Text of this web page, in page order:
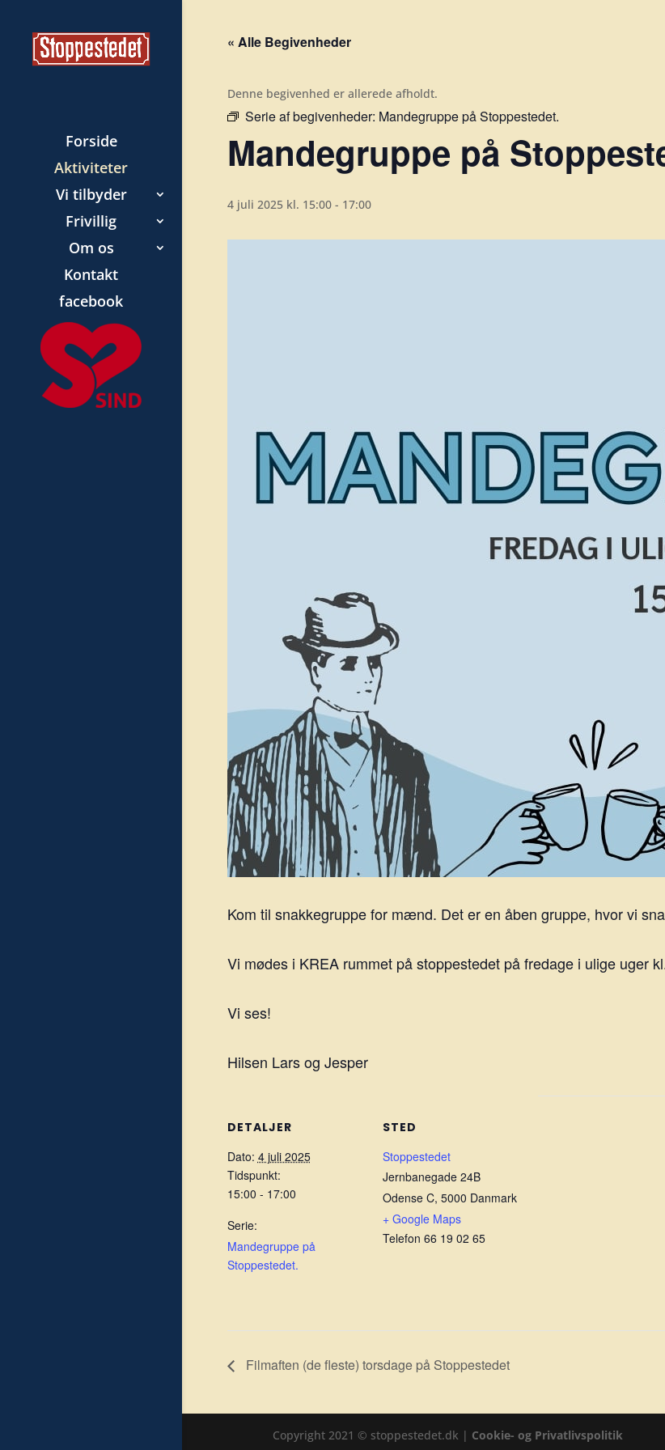
Forside
Aktiviteter
Vi tilbyder
Frivillig
Om os
Kontakt
facebook
« Alle Begivenheder
Denne begivenhed er allerede afholdt.
Serie af begivenheder: Mandegruppe på Stoppestedet.
Mandegruppe på
4 juli 2025 kl. 15:00- 17:00
Kom til snakkegruppe for mænd. Det er en åben gruppe, hvor vi
Vi mødes i KREA rummet på stoppestedet på fredage i ulige uger
Vi ses!
Hilsen Lars og Jesper
DETALJER
Dato: 4 juli 2025
Tidspunkt:
15:00 - 17:00
Serie:
Mandegruppe på
Stoppestedet.
STED
Stoppestedet
Jernbanegade 24B
Odense C, 5000 Danmark
+ Google Maps
Telefon 66 19 02 65
Filmaften (de fleste) torsdage på Stoppestedet
Copyright 2021 © stoppestedet.dk | Cookie- og Privatlivspolitik